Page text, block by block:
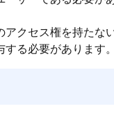
クセス権を持たな
る必要があります。